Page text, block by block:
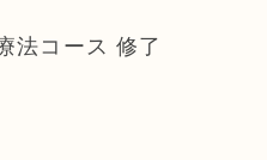
法コース 修了